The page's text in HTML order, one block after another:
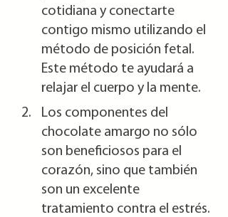
cotidiana y conectarte
contigo mismo utilizando el
método de posición fetal.
Este método te ayudará a
relajar el cuerpo y la mente.
Los componentes del
chocolate amargo no sólo
son beneficiosos para el
corazón, sino que también
son un excelente
tratamiento contra el estrés.